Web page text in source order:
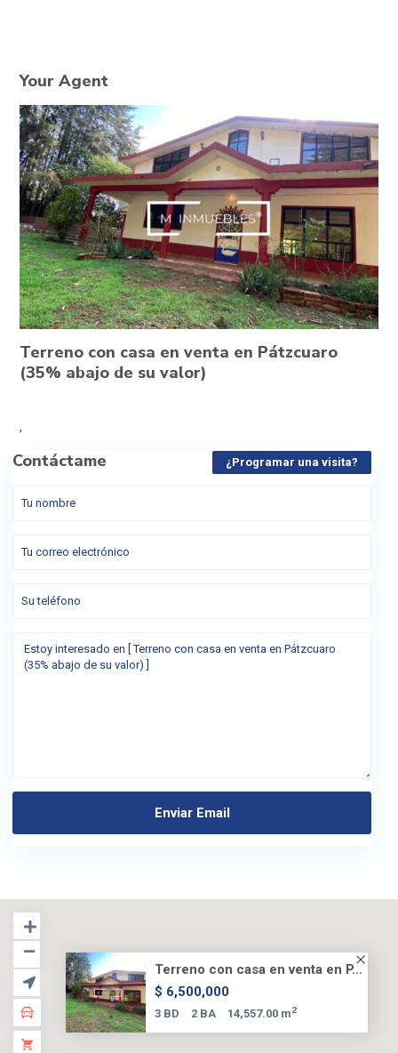
Your Agent
Terreno con casa en venta en Pátzcuaro
(35% abajo de su valor)
,
Contáctame ¿Programar una visita?
Terreno con casa en venta en P...
$ 6,500,000
3 BD 2 BA 14,557.00 m2